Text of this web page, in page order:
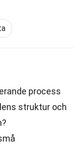
process
struktur och